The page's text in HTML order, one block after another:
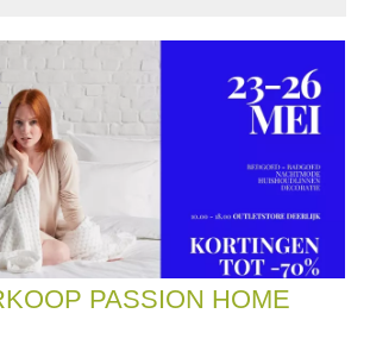
PASSION HOME